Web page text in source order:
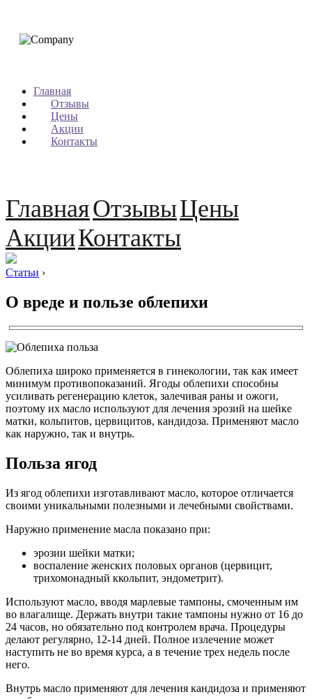
Главная
Отзывы
Цены
Акции
Контакты
ГлавнаяОтзывыЦены
АкцииКонтакты
Статьи ›
О вреде и пользе облепихи
Облепиха широко применяется в гинекологии, так как имеет
минимум противопоказаний. Ягоды облепихи способны
усиливать регенерацию клеток, залечивая раны и ожоги,
поэтому их масло используют для лечения эрозий на шейке
матки, кольпитов, цервицитов, кандидоза. Применяют масло
как наружно, так и внутрь.
Польза ягод
Из ягод облепихи изготавливают масло, которое отличается
своими уникальными полезными и лечебными свойствами.
Наружно применение масла показано при:
эрозии шейки матки;
воспаление женских половых органов (цервицит,
трихомонадный ккольпит, эндометрит).
Используют масло, вводя марлевые тампоны, смоченным им
во влагалище. Держать внутри такие тампоны нужно от 16 до
24 часов, но обязательно под контролем врача. Процедуры
делают регулярно, 12-14 дней. Полное излечение может
наступить не во время курса, а в течение трех недель после
него.
Внутрь масло применяют для лечения кандидоза и применяют